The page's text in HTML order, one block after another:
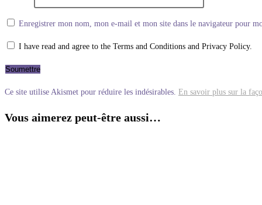
Enregistrer mon nom, mon e-mail et mon site dans le navigateur pour
I have read and agree to the Terms and Conditions and Privacy Policy.
Ce site utilise Akismet pour réduire les indésirables. En savoir plus sur la
Vous aimerez peut-être aussi…